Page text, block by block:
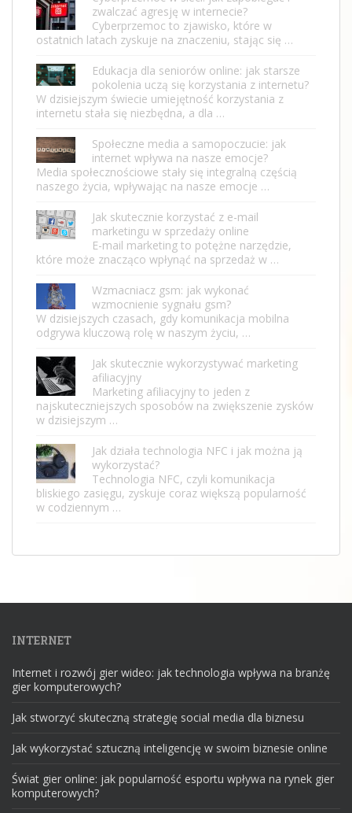
zwalczać agresję w internecie?
Cyberprzemoc to zjawisko, które w
ostatnich latach zyskuje na znaczeniu, stając się …
Edukacja dla seniorów online: jak starsze
pokolenia uczą się korzystania z internetu?
W dzisiejszym świecie umiejętność korzystania z
internetu stała się niezbędna, a dla …
Społeczne media a samopoczucie: jak
internet wpływa na nasze emocje?
Media społecznościowe stały się integralną częścią
naszego życia, wpływając na nasze emocje …
Jak skutecznie korzystać z e-mail
marketingu w sprzedaży online
E-mail marketing to potężne narzędzie,
które może znacząco wpłynąć na sprzedaż w …
Wzmacniacz gsm: jak wykonać
wzmocnienie sygnału gsm?
W dzisiejszych czasach, gdy komunikacja mobilna
odgrywa kluczową rolę w naszym życiu, …
Jak skutecznie wykorzystywać marketing
afiliacyjny
Marketing afiliacyjny to jeden z
najskuteczniejszych sposobów na zwiększenie zysków
w dzisiejszym …
Jak działa technologia NFC i jak można ją
wykorzystać?
Technologia NFC, czyli komunikacja
bliskiego zasięgu, zyskuje coraz większą popularność
w codziennym …
INTERNET
Internet i rozwój gier wideo: jak technologia wpływa na branżę
gier komputerowych?
Jak stworzyć skuteczną strategię social media dla biznesu
Jak wykorzystać sztuczną inteligencję w swoim biznesie online
Świat gier online: jak popularność esportu wpływa na rynek gier
komputerowych?